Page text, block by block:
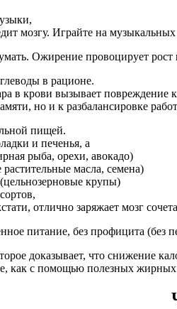
мозгу. Играйте на
Ожирение провоцирует рост
в рационе.
в крови вызывает повреждение
но и к разбалансировке
пищей.
и печенья, а
рыба, орехи, авокадо)
масла, семена)
крупы)
отлично заряжает мозг
питание, без профицита (без
доказывает, что снижение
как с помощью полезных